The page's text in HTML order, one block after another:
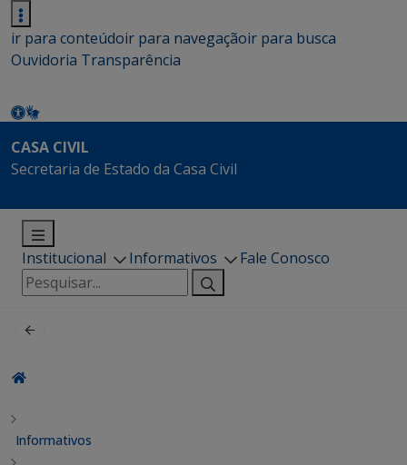
ir para conteúdoir para navegaçãoir para busca
Ouvidoria Transparência
CASA CIVIL
Secretaria de Estado da Casa Civil
Institucional Informativos
Fale Conosco
Pesquisar
por:
Informativos